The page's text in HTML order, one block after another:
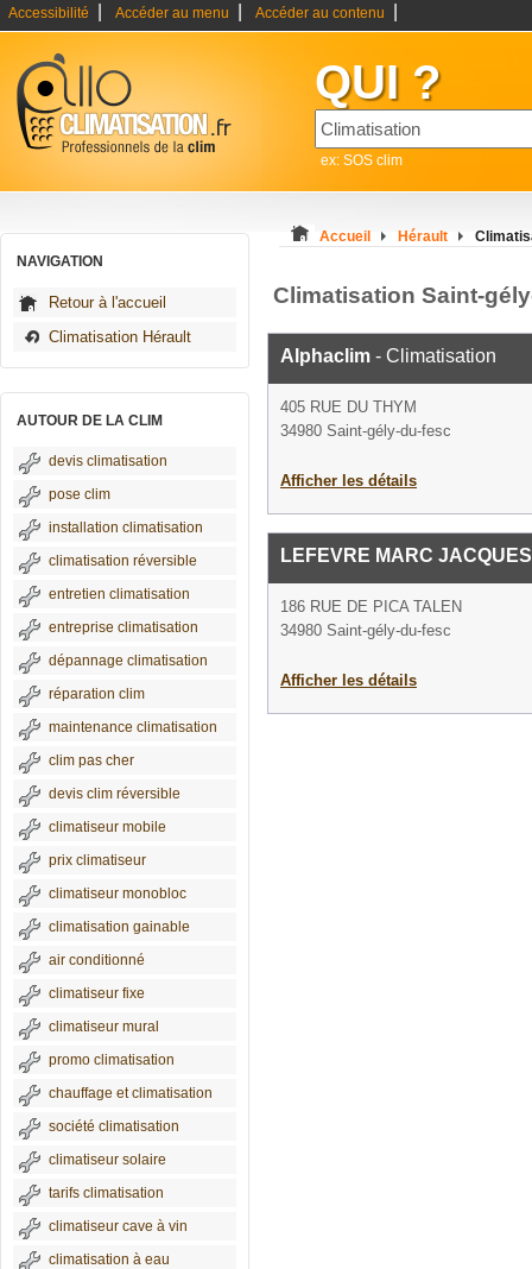
Accessibilité Accéder au menu Accéder au contenu
QUI ?
ex: SOS clim
NAVIGATION
Retour à l'accueil
Climatisation Hérault
AUTOUR DE LA CLIM
devis climatisation
pose clim
installation climatisation
climatisation réversible
entretien climatisation
entreprise climatisation
dépannage climatisation
réparation clim
maintenance climatisation
clim pas cher
devis clim réversible
climatiseur mobile
prix climatiseur
climatiseur monobloc
climatisation gainable
air conditionné
climatiseur fixe
climatiseur mural
promo climatisation
chauffage et climatisation
société climatisation
climatiseur solaire
tarifs climatisation
climatiseur cave à vin
climatisation à eau
Accueil Hérault
Climatisation Saint-
Alphaclim - Climatisation
405 RUE DU THYM
34980 Saint-gély-du-fesc
Afficher les détails
LEFEVRE MARC JACQUES
186 RUE DE PICA TALEN
34980 Saint-gély-du-fesc
Afficher les détails